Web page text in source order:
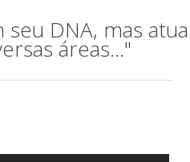
DNA, mas atua
áreas..."